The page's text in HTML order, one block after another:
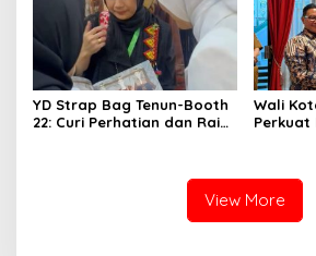
YD Strap Bag Tenun-Booth
22: Curi Perhatian dan Raih
dengan Citra Nan Anggun
Wali
Perkuat
Gadang
View More